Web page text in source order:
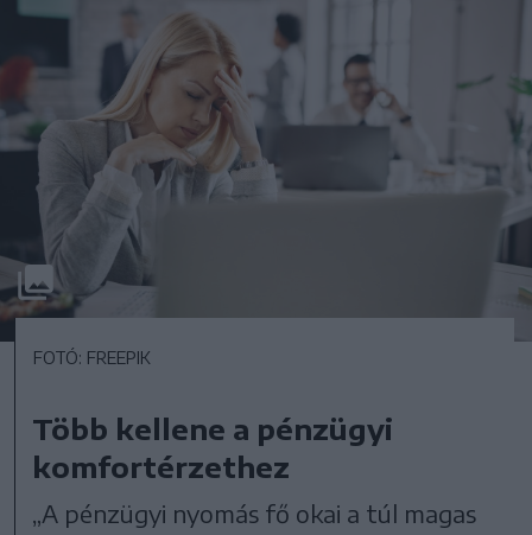
FOTÓ: FREEPIK
Több kellene a pénzügyi
komfortérzethez
„A pénzügyi nyomás fő okai a túl magas